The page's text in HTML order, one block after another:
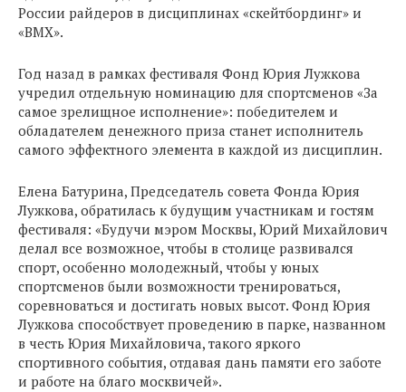
России райдеров в дисциплинах «скейтбординг» и
«ВМХ».
Год назад в рамках фестиваля Фонд Юрия Лужкова
учредил отдельную номинацию для спортсменов «За
самое зрелищное исполнение»: победителем и
обладателем денежного приза станет исполнитель
самого эффектного элемента в каждой из дисциплин.
Елена Батурина, Председатель совета Фонда Юрия
Лужкова, обратилась к будущим участникам и гостям
фестиваля: «Будучи мэром Москвы, Юрий Михайлович
делал все возможное, чтобы в столице развивался
спорт, особенно молодежный, чтобы у юных
спортсменов были возможности тренироваться,
соревноваться и достигать новых высот. Фонд Юрия
Лужкова способствует проведению в парке, названном
в честь Юрия Михайловича, такого яркого
спортивного события, отдавая дань памяти его заботе
и работе на благо москвичей».